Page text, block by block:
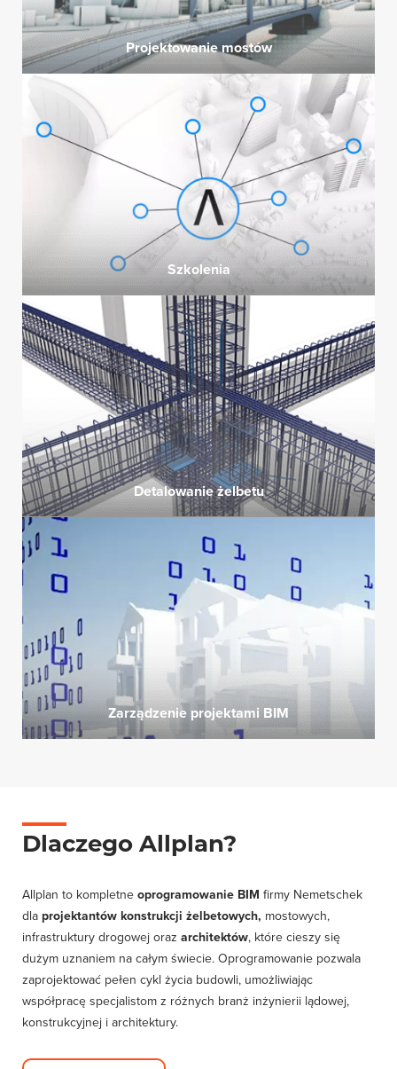
Projektowanie mostów
Szkolenia
Detalowanie żelbetu
Zarządzenie projektami BIM
Dlaczego Allplan?
Allplan to kompletne oprogramowanie BIM firmy Nemetschek
dla projektantów konstrukcji żelbetowych, mostowych,
infrastruktury drogowej oraz architektów, które cieszy się
dużym uznaniem na całym świecie. Oprogramowanie pozwala
zaprojektować pełen cykl życia budowli, umożliwiając
współpracę specjalistom z różnych branż inżynierii lądowej,
konstrukcyjnej i architektury.